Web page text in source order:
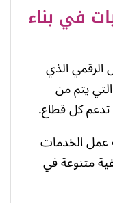
في بناء
الرقمي الذي
يتم من
تدعم كل قطاع.
عمل الخدمات
متنوعة في